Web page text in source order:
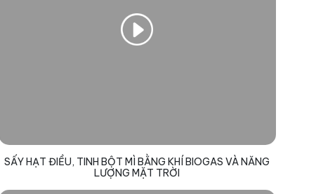
SẤY HẠT ĐIỀU, TINH BỘT MÌ BẰNG KHÍ BIOGAS VÀ NĂNG
LƯỢNG MẶT TRỜI